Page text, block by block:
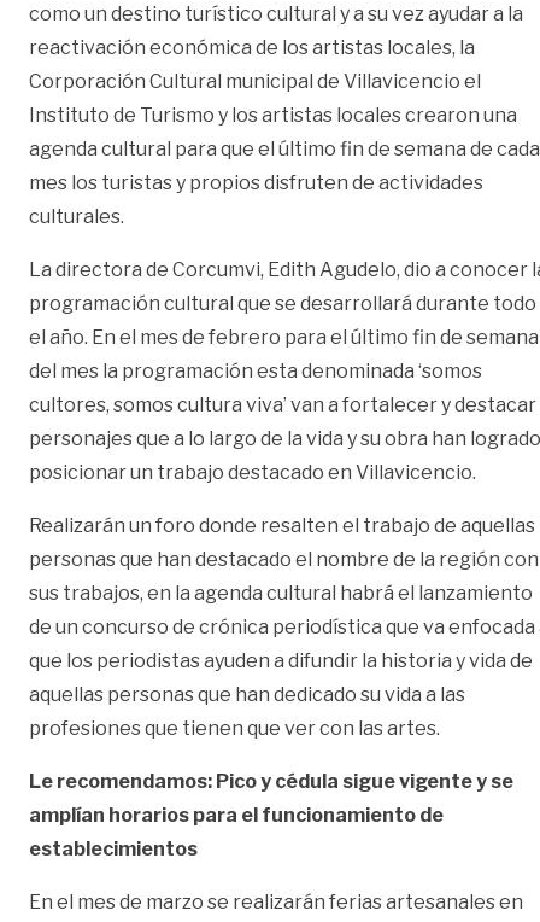
como un destino turístico cultural y a su vez ayudar a la
reactivación económica de los artistas locales, la
Corporación Cultural municipal de Villavicencio el
Instituto de Turismo y los artistas locales crearon una
agenda cultural para que el último fin de semana de cada
mes los turistas y propios disfruten de actividades
culturales.
La directora de Corcumvi, Edith Agudelo, dio a conocer
programación cultural que se desarrollará durante todo
el año. En el mes de febrero para el último fin de semana
del mes la programación esta denominada ‘somos
cultores, somos cultura viva’ van a fortalecer y destacar
personajes que a lo largo de la vida y su obra han logrado
posicionar un trabajo destacado en Villavicencio.
Realizarán un foro donde resalten el trabajo de aquellas
personas que han destacado el nombre de la región con
sus trabajos, en la agenda cultural habrá el lanzamiento
de un concurso de crónica periodística que va enfocada
que los periodistas ayuden a difundir la historia y vida de
aquellas personas que han dedicado su vida a las
profesiones que tienen que ver con las artes.
Le recomendamos: Pico y cédula sigue vigente y se
amplían horarios para el funcionamiento de
establecimientos
En el mes de marzo se realizarán ferias artesanales en